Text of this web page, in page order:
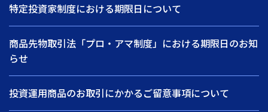
特定投資家制度における期限日について
商品先物取引法「プロ・アマ制度」における期限日のお知
らせ
投資運用商品のお取引にかかるご留意事項について